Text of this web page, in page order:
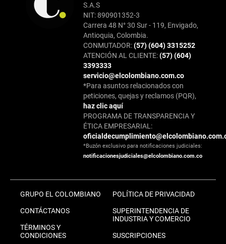
S.A.S
NIT: 890901352-3
Carrera 48 N° 30 Sur - 119, Envigado,
Antioquia, Colombia.
CONMUTADOR:(57) (604) 3315252
ATENCIÓN AL CLIENTE:(57) (604)
3393333
servicio@elcolombiano.com.co
*Para asuntos relacionados con
peticiones, quejas y reclamos (PQR),
haz clic aquí
PROGRAMA DE TRANSPARENCIA Y
ÉTICA EMPRESARIAL:
*Buzón exclusivo para notificaciones judiciales:
notificacionesjudiciales@elcolombiano.com.co
GRUPO EL COLOMBIANO
CONTÁCTANOS
TÉRMINOS Y
CONDICIONES
POLÍTICA DE PRIVACIDAD
SUPERINTENDENCIA DE
INDUSTRIA Y COMERCIO
SUSCRIPCIONES